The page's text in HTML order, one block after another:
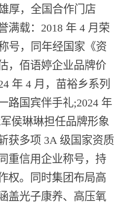
厚，全国合作门店
满载：2018 年 4 月荣
号，同年经国家《资
，佰语婷企业品牌价
年 4 月，苗裕乡系列
路国宾伴手礼;2024 年
侯琳琳担任品牌形象
获多项 3A 级国家资质
重信用企业称号，持
权。同时集团布局高
盖光子康养、高压氧